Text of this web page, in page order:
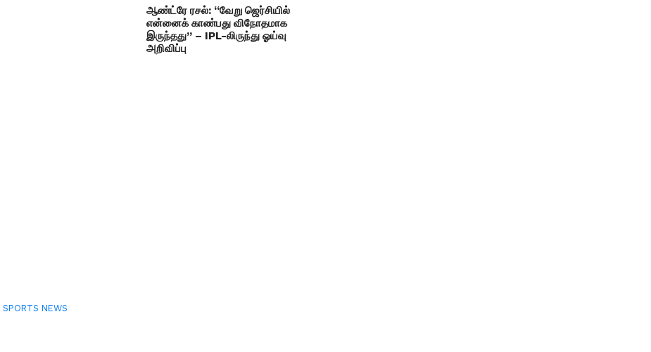
ஆண்ட்ரே ரசல்: “வேறு ஜெர்சியில்
என்னைக் காண்பது விநோதமாக
இருந்தது” – IPL-லிருந்து ஓய்வு
அறிவிப்பு
SPORTS NEWS